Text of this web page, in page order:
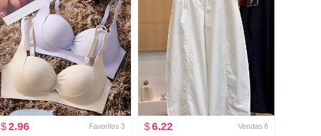
$2.96 Favoritos 3
$6.22 Vendas 6